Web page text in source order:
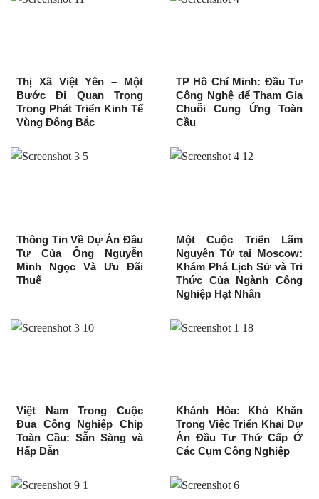
Thị Xã Việt Yên – Một
Bước Đi Quan Trọng
Trong Phát Triển Kinh Tế
Vùng Đông Bắc
TP Hồ Chí Minh: Đầu Tư
Công Nghệ để Tham Gia
Chuỗi Cung Ứng Toàn
Cầu
Thông Tin Về Dự Án Đầu
Tư Của Ông Nguyễn
Minh Ngọc Và Ưu Đãi
Thuế
Một Cuộc Triển Lãm
Nguyên Tử tại Moscow:
Khám Phá Lịch Sử và Tri
Thức Của Ngành Công
Nghiệp Hạt Nhân
Việt Nam Trong Cuộc
Đua Công Nghiệp Chip
Toàn Cầu: Sẵn Sàng và
Hấp Dẫn
Khánh Hòa: Khó Khăn
Trong Việc Triển Khai Dự
Án Đầu Tư Thứ Cấp Ở
Các Cụm Công Nghiệp